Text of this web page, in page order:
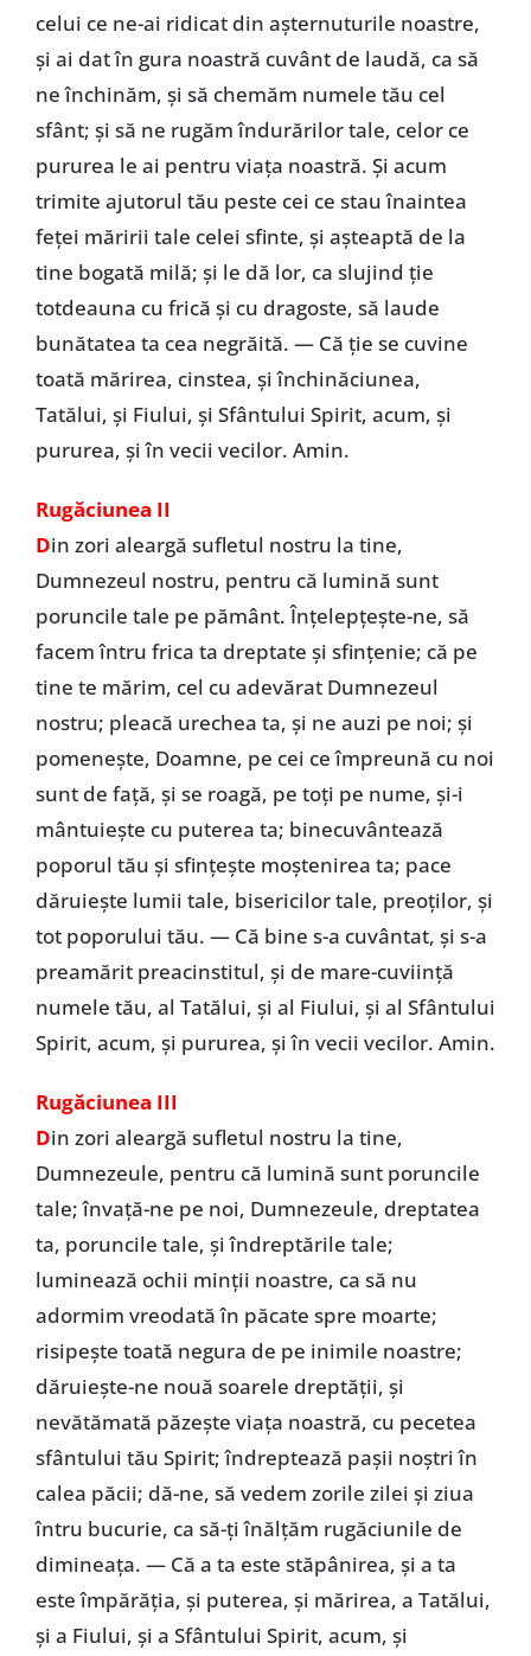
celui ce ne-ai ridicat din aşternuturile noastre,
şi ai dat în gura noastră cuvânt de laudă, ca să
ne închinăm, şi să chemăm numele tău cel
sfânt; şi să ne rugăm îndurărilor tale, celor ce
pururea le ai pentru viaţa noastră. Şi acum
trimite ajutorul tău peste cei ce stau înaintea
feţei măririi tale celei sfinte, şi aşteaptă de la
tine bogată milă; şi le dă lor, ca slujind ţie
totdeauna cu frică şi cu dragoste, să laude
bunătatea ta cea negrăită. — Că ţie se cuvine
toată mărirea, cinstea, şi închinăciunea,
Tatălui, şi Fiului, şi Sfântului Spirit, acum, şi
pururea, şi în vecii vecilor. Amin.
Rugăciunea II
Din zori aleargă sufletul nostru la tine,
Dumnezeul nostru, pentru că lumină sunt
poruncile tale pe pământ. Înţelepţeşte-ne, să
facem întru frica ta dreptate şi sfinţenie; că pe
tine te mărim, cel cu adevărat Dumnezeul
nostru; pleacă urechea ta, şi ne auzi pe noi; şi
pomeneşte, Doamne, pe cei ce împreună cu noi
sunt de faţă, şi se roagă, pe toţi pe nume, şi-i
mântuieşte cu puterea ta; binecuvântează
poporul tău şi sfinţeşte moştenirea ta; pace
dăruieşte lumii tale, bisericilor tale, preoţilor, şi
tot poporului tău. — Că bine s-a cuvântat, și s-a
preamărit preacinstitul, şi de mare-cuviinţă
numele tău, al Tatălui, şi al Fiului, şi al Sfântului
Spirit, acum, şi pururea, şi în vecii vecilor. Amin.
Rugăciunea III
Din zori aleargă sufletul nostru la tine,
Dumnezeule, pentru că lumină sunt poruncile
tale; învaţă-ne pe noi, Dumnezeule, dreptatea
ta, poruncile tale, şi îndreptările tale;
luminează ochii minţii noastre, ca să nu
adormim vreodată în păcate spre moarte;
risipeşte toată negura de pe inimile noastre;
dăruieşte-ne nouă soarele dreptăţii, şi
nevătămată păzeşte viaţa noastră, cu pecetea
sfântului tău Spirit; îndreptează paşii noştri în
calea păcii; dă-ne, să vedem zorile zilei şi ziua
întru bucurie, ca să-ţi înălţăm rugăciunile de
dimineaţa. — Că a ta este stăpânirea, şi a ta
este împărăţia, şi puterea, şi mărirea, a Tatălui,
şi a Fiului, şi a Sfântului Spirit, acum, şi